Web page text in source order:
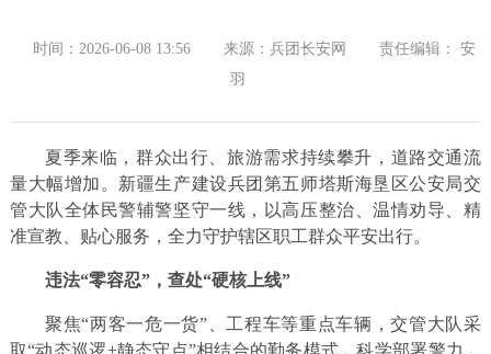
时间：2026-06-08 13:56 来源：兵团长安网
责任编辑： 安
羽
夏季来临，群众出行、旅游需求持续攀升，道路交通流
量大幅增加。新疆生产建设兵团第五师塔斯海垦区公安局交
管大队全体民警辅警坚守一线，以高压整治、温情劝导、精
准宣教、贴心服务，全力守护辖区职工群众平安出行。
违法“零容忍”，查处“硬核上线”
聚焦“两客一危一货”、工程车等重点车辆，交管大队采